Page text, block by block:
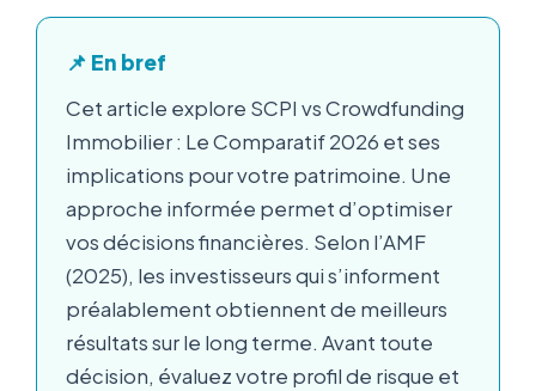
📌 En bref
Cet article explore SCPI vs Crowdfunding
Immobilier : Le Comparatif 2026 et ses
implications pour votre patrimoine. Une
approche informée permet d’optimiser
vos décisions financières. Selon l’AMF
(2025), les investisseurs qui s’informent
préalablement obtiennent de meilleurs
résultats sur le long terme. Avant toute
décision, évaluez votre profil de risque et